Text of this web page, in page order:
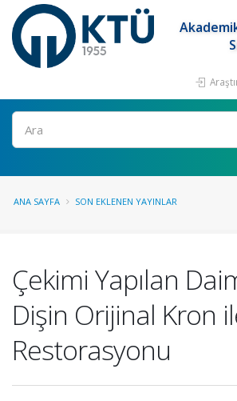
Ara
ANA SAYFA SON EKLENEN YAYINLAR
Çekimi Yapılan
Dişin Orijinal Kron
Restorasyonu